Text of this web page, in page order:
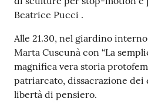
Sportello
telematico
SUE
Tutti
gli
argomenti...
Beatrice Pucci .
Alle 21.30, nel giardino
Marta Cuscunà con “La
magnifica vera storia
patriarcato, dissacrazione dei
libertà di pensiero.